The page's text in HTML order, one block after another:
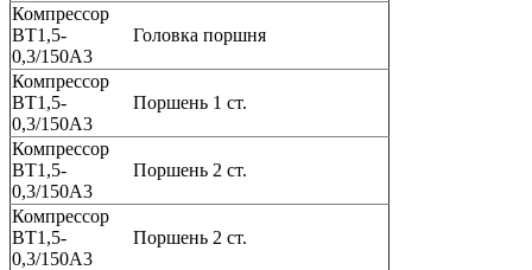
Компрессор
ВТ1,5-
0,3/150А3
Головка поршня
Компрессор
ВТ1,5-
0,3/150А3
Поршень 1 ст.
Компрессор
ВТ1,5-
0,3/150А3
Поршень 2 ст.
Компрессор
ВТ1,5-
0,3/150А3
Поршень 2 ст.